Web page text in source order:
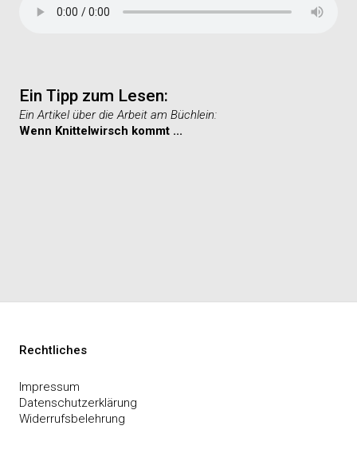
Ein Tipp zum Lesen:
Ein Artikel über die Arbeit am Büchlein:
Wenn Knittelwirsch kommt ...
Rechtliches
Impressum
Datenschutzerklärung
Widerrufsbelehrung